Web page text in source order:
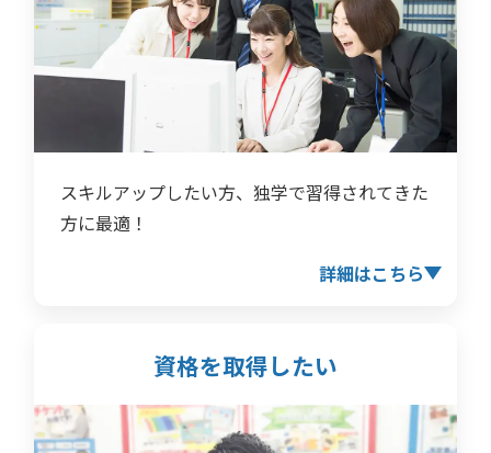
スキルアップしたい方、独学で習得されてきた
方に最適！
詳細はこちら
資格を取得したい